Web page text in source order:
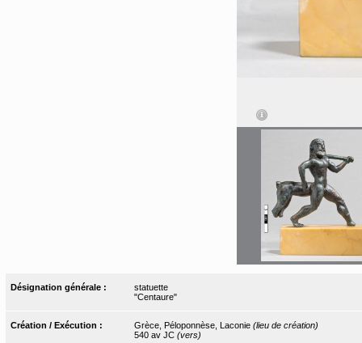
Désignation générale :
statuette
"Centaure"
Création / Exécution : Grèce, Péloponnèse, Laconie (lieu de création)
540 av JC (vers)